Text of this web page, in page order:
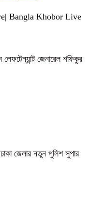
Bangla Khobor Live
লেফটেন্যান্ট জেনারেল শফিকুর
জেলার নতুন পুলিশ সুপার